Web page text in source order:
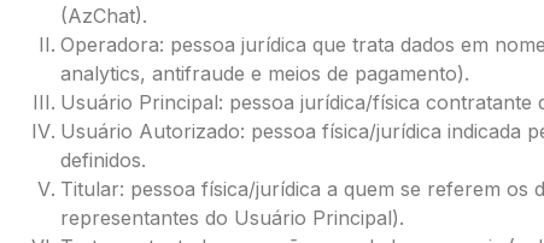
(AzChat).
Operadora: pessoa jurídica que trata dados em
analytics, antifraude e meios de pagamento).
Usuário Principal: pessoa jurídica/física
Usuário Autorizado: pessoa física/jurídica indicada
definidos.
Titular: pessoa física/jurídica a quem se referem
representantes do Usuário Principal).